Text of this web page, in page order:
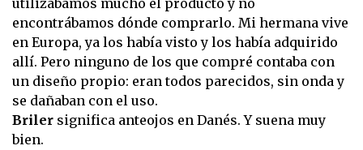
utilizábamos mucho el producto y no
encontrábamos dónde comprarlo. Mi hermana vive
en Europa, ya los había visto y los había adquirido
allí. Pero ninguno de los que compré contaba con
un diseño propio: eran todos parecidos, sin onda y
se dañaban con el uso.
Briler significa anteojos en Danés. Y suena muy
bien.